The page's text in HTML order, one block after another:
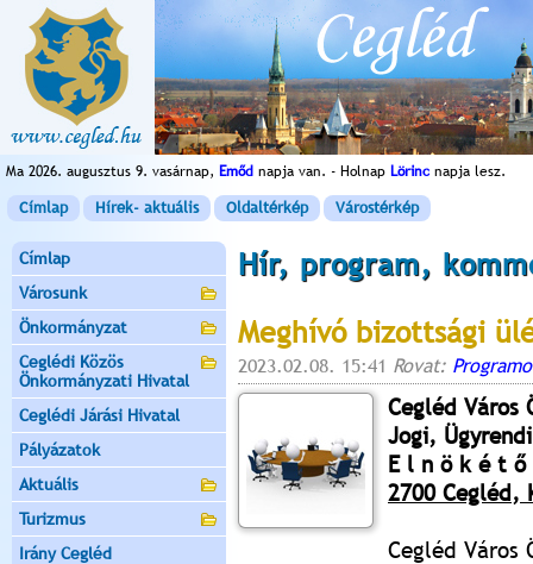
Ma 2026. augusztus 9. vasárnap, Emőd napja van. - Holnap Lörinc napja lesz.
Címlap Hírek- aktuális Oldaltérkép Várostérkép
Címlap
Városunk
Önkormányzat
Ceglédi Közös
Önkormányzati Hivatal
Ceglédi Járási Hivatal
Pályázatok
Aktuális
Turizmus
Irány Cegléd
Hír, program,
Meghívó bizottsági
2023.02.08. 15:41 Rovat:
Cegléd Város
Jogi,
E l n ö k é t ő
2700 Cegléd,
Cegléd Város